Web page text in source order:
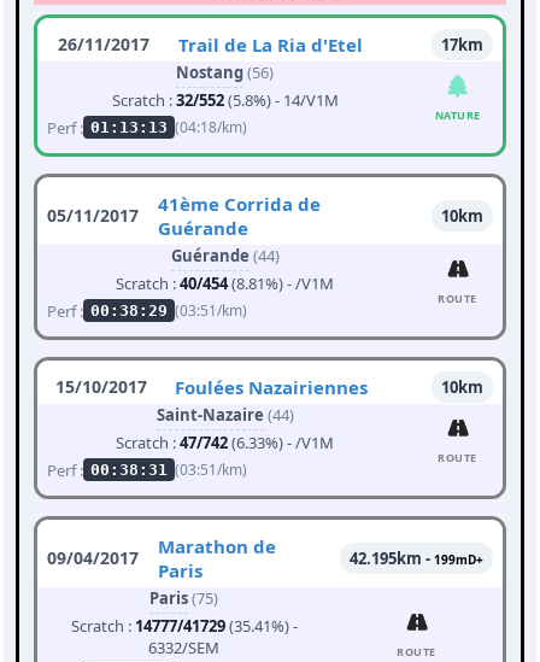
26/11/2017 Trail de La Ria d'Etel
17km
Nostang(56)
Scratch :32/552(5.8%) - 14/V1M
Perf : 01:13:13 (04:18/km)
NATURE
05/11/2017
41ème Corrida de
Guérande
10km
Guérande (44)
Scratch :40/454(8.81%) - /V1M
Perf : 00:38:29 (03:51/km)
ROUTE
15/10/2017 Foulées Nazairiennes
10km
Saint-Nazaire (44)
Scratch :47/742(6.33%) - /V1M
Perf : 00:38:31 (03:51/km)
ROUTE
09/04/2017
Marathon de
Paris
42.195km - 199mD+
Paris(75)
Scratch : 14777/41729(35.41%) -
6332/SEM
ROUTE